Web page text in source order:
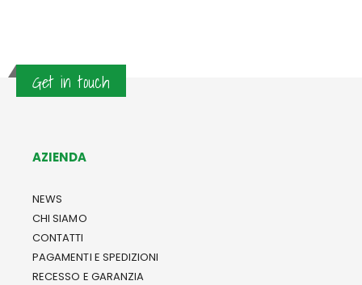
Get in touch
AZIENDA
NEWS
CHI SIAMO
CONTATTI
PAGAMENTI E SPEDIZIONI
RECESSO E GARANZIA